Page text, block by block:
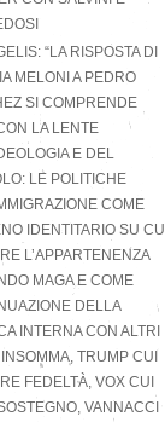
“LA RISPOSTA DI
MELONI A PEDRO
SI COMPRENDE
LA LENTE
E DEL
LE POLITICHE
COME
IDENTITARIO SU CUI
L’APPARTENENZA
MAGA E COME
DELLA
INTERNA CON ALTRI
TRUMP CUI
FEDELTÀ, VOX CUI
VANNACCI